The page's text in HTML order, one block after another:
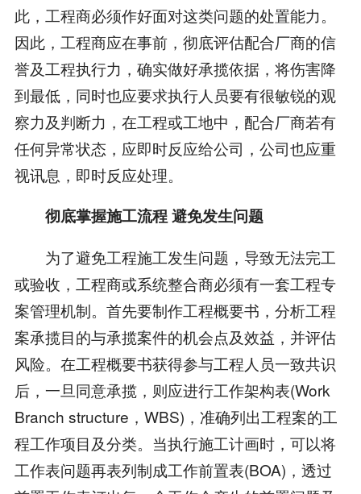
此，工程商必须作好面对这类问题的处置能力。
因此，工程商应在事前，彻底评估配合厂商的信
誉及工程执行力，确实做好承揽依据，将伤害降
到最低，同时也应要求执行人员要有很敏锐的观
察力及判断力，在工程或工地中，配合厂商若有
任何异常状态，应即时反应给公司，公司也应重
视讯息，即时反应处理。
彻底掌握施工流程 避免发生问题
为了避免工程施工发生问题，导致无法完工
或验收，工程商或系统整合商必须有一套工程专
案管理机制。首先要制作工程概要书，分析工程
案承揽目的与承揽案件的机会点及效益，并评估
风险。在工程概要书获得参与工程人员一致共识
后，一旦同意承揽，则应进行工作架构表(Work
Branch structure，WBS)，准确列出工程案的工
程工作项目及分类。当执行施工计画时，可以将
工作表问题再表列制成工作前置表(BOA)，透过